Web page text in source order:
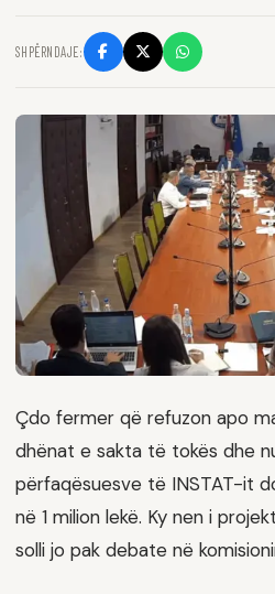
SHPËRNDAJE:
Çdo fermer që refuzon apo
dhënat e sakta të tokës dhe
përfaqësuesve të INSTAT-it
në 1 milion lekë. Ky nen i
solli jo pak debate në